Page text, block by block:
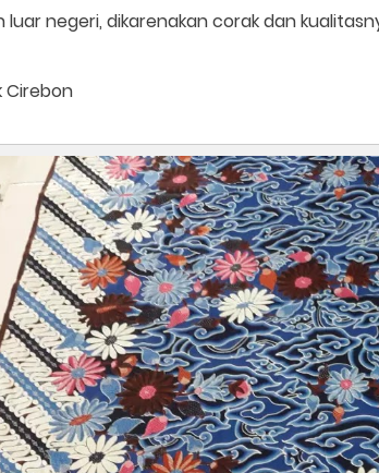
negeri, dikarenakan corak dan